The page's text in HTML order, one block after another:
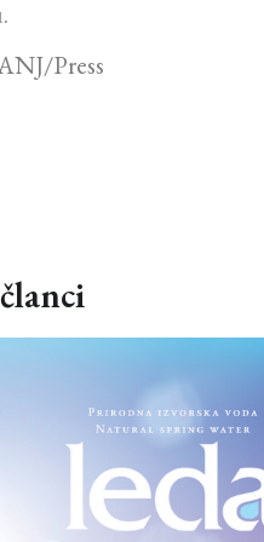
Press